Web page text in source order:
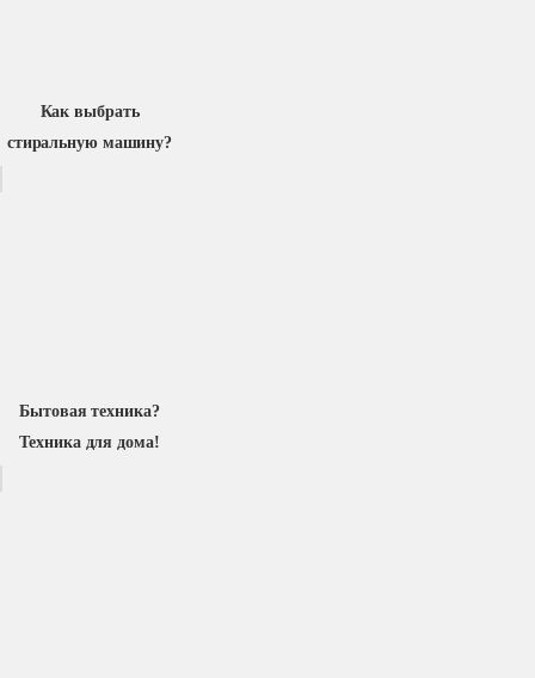
Как выбрать
стиральную машину?
Бытовая техника?
Техника для дома!